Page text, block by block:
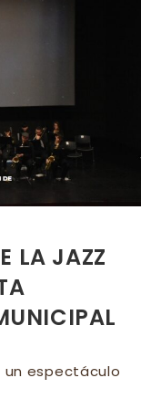
LA JAZZ
un espectáculo